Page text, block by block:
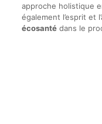
approche holistique
également l’esprit et
écosantédans le